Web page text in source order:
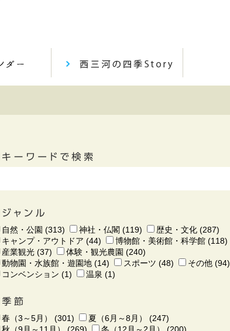
自然・公園 (313) 神社・仏閣 (119)
歴史・文化 (287)
キャンプ・アウトドア (44)
博物館・美術館・科学館 (118)
産業観光 (37)
体験・観光農園 (240)
動物園・水族館・遊園地 (14)
スポーツ (48)
その他 (94)
コンベンション (1)
温泉 (1)
春（3～5月） (301)
夏（6月～8月） (247)